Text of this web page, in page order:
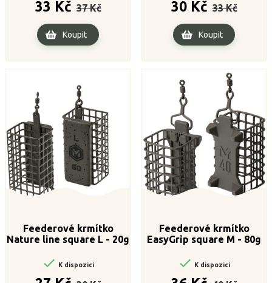
33 Kč cena
37 Kč
Koupit
30 Kč cena
33 Kč
Koupit
Feederové krmítko
Nature line square L - 20g
 K dispozici
Cena
Feederové krmítko
EasyGrip square M - 80g
 K dispozici
Cena